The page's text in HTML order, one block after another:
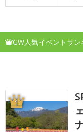
GW人気イベントラン
1